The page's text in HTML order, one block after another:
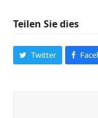
Teilen Sie dies
Twitter